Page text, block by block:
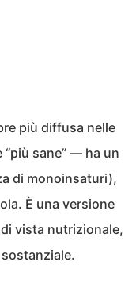
più diffusa nelle
sane” — ha un
di monoinsaturi),
È una versione
vista nutrizionale,